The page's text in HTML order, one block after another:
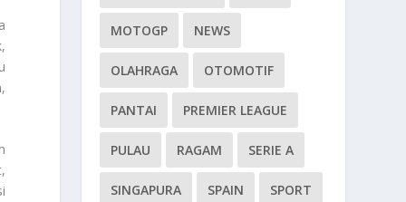
MOTOGP NEWS
OLAHRAGA OTOMOTIF
PANTAI PREMIER LEAGUE
PULAU RAGAM SERIE A
SINGAPURA SPAIN SPORT